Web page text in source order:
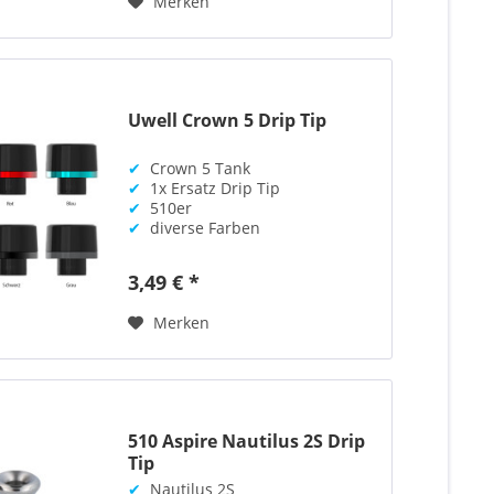
Uwell Crown 5 Drip Tip
✔ Crown 5 Tank
✔ 1x Ersatz Drip Tip
✔ 510er
✔ diverse Farben
3,49 € *
Merken
510 Aspire Nautilus 2S Drip
Tip
✔ Nautilus 2S